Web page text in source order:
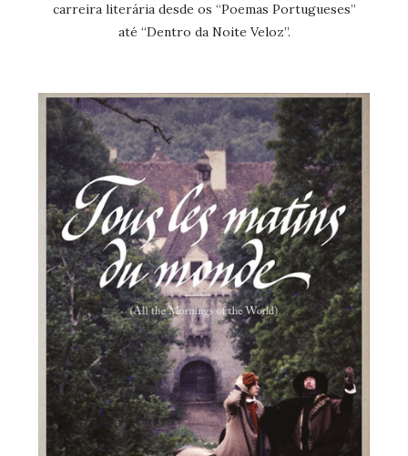
carreira literária desde os “Poemas Portugueses”
até “Dentro da Noite Veloz”.